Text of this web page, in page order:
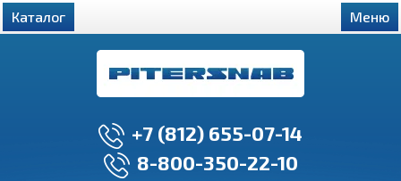
+7 (812) 655-07-14
8-800-350-22-10
Каталог Меню